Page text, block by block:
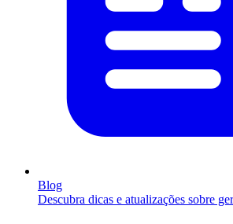
Blog
Descubra dicas e atualizações sobre